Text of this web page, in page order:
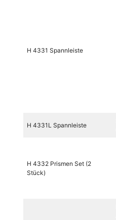
H 4331 Spannleiste
H 4331L Spannleiste
H 4332 Prismen Set (2
Stück)